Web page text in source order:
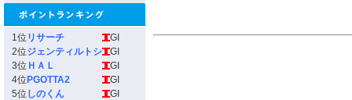
1位 リサーチ
GI
2位ジェンティルトシ
GI
3位 ＨＡＬ
GI
4位 PGOTTA2
GI
5位 しのくん
GI